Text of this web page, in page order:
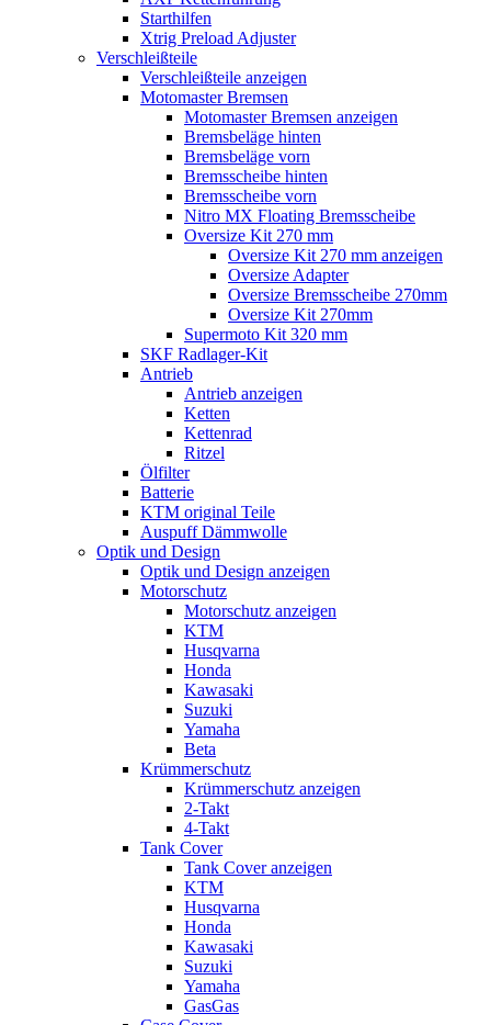
Starthilfen
Xtrig Preload Adjuster
Verschleißteile
Verschleißteile anzeigen
Motomaster Bremsen
Motomaster Bremsen anzeigen
Bremsbeläge hinten
Bremsbeläge vorn
Bremsscheibe hinten
Bremsscheibe vorn
Nitro MX Floating Bremsscheibe
Oversize Kit 270 mm
Oversize Kit 270 mm anzeigen
Oversize Adapter
Oversize Bremsscheibe 270mm
Oversize Kit 270mm
Supermoto Kit 320 mm
SKF Radlager-Kit
Antrieb
Antrieb anzeigen
Ketten
Kettenrad
Ritzel
Ölfilter
Batterie
KTM original Teile
Auspuff Dämmwolle
Optik und Design
Optik und Design anzeigen
Motorschutz
Motorschutz anzeigen
KTM
Husqvarna
Honda
Kawasaki
Suzuki
Yamaha
Beta
Krümmerschutz
Krümmerschutz anzeigen
2-Takt
4-Takt
Tank Cover
Tank Cover anzeigen
KTM
Husqvarna
Honda
Kawasaki
Suzuki
Yamaha
GasGas